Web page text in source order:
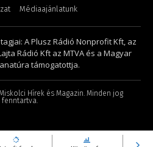
Médiaajánlatunk
A Plusz Rádió Nonprofit Kft, az
Rádió Kft az MTVA és a Magyar
támogatottja.
Hírek és Magazin. Minden jog
fenntartva.